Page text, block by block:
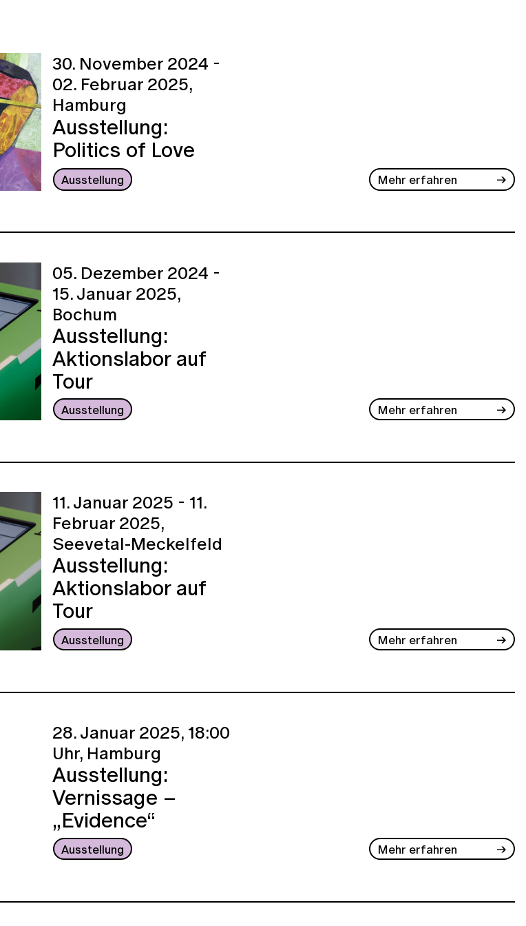
30. November 2024 -
02. Februar 2025,
Hamburg
Ausstellung:
Politics of Love
Ausstellung Mehr erfahren
05. Dezember 2024 -
15. Januar 2025,
Bochum
Ausstellung:
Aktionslabor auf
Tour
Ausstellung Mehr erfahren
11. Januar 2025 - 11.
Februar 2025,
Seevetal-Meckelfeld
Ausstellung:
Aktionslabor auf
Tour
Ausstellung Mehr erfahren
28. Januar 2025,18:00
Uhr, Hamburg
Ausstellung:
Vernissage –
„Evidence“
Ausstellung Mehr erfahren